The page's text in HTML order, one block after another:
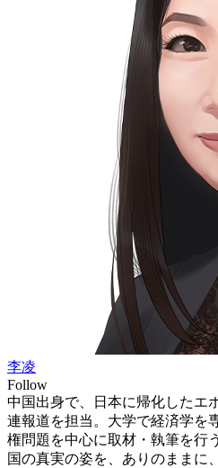
李凌
Follow
中国出身で、日本に帰化したエ
連報道を担当。大学で経済学を
権問題を中心に取材・執筆を行
国の真実の姿を、ありのままに